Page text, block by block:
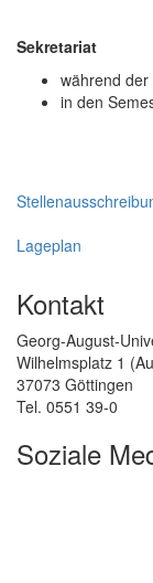
Sekretariat
während
in den
Lageplan
Kontakt
Georg-August-
Wilhelmsplatz 1
37073 Göttingen
Tel. 0551 39-0
Soziale